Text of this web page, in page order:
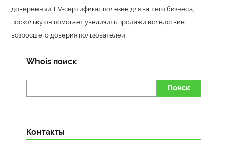
доверенный. EV-сертификат полезен для вашего бизнеса,
поскольку он помогает увеличить продажи вследствие
возросшего доверия пользователей.
Whois поиск
Поиск
Контакты